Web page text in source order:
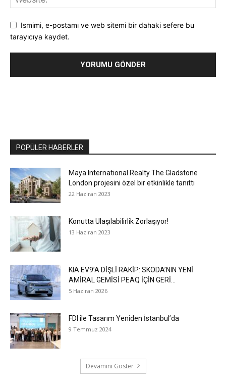
Ismimi, e-postamı ve web sitemi bir dahaki sefere bu
tarayıcıya kaydet.
POPÜLER HABERLER
Maya International Realty The Gladstone
London projesini özel bir etkinlikle tanıttı
22 Haziran 2023
Konutta Ulaşılabilirlik Zorlaşıyor!
13 Haziran 2023
KIA EV9’A DİŞLİ RAKİP: SKODA’NIN YENİ
AMİRAL GEMİSİ PEAQ İÇİN GERİ...
5 Haziran 2026
FDI ile Tasarım Yeniden İstanbul’da
9 Temmuz 2024
Devamını Göster